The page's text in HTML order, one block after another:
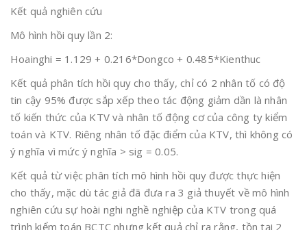
Kết quả nghiên cứu
Mô hình hồi quy lần 2:
Hoainghi = 1.129 + 0.216*Dongco + 0.485*Kienthuc
Kết quả phân tích hồi quy cho thấy, chỉ có 2 nhân tố có độ
tin cậy 95% được sắp xếp theo tác động giảm dần là nhân
tố kiến thức của KTV và nhân tố động cơ của công ty kiểm
toán và KTV. Riêng nhân tố đặc điểm của KTV, thì không có
ý nghĩa vì mức ý nghĩa > sig = 0.05.
Kết quả từ việc phân tích mô hình hồi quy được thực hiện
cho thấy, mặc dù tác giả đã đưa ra 3 giả thuyết về mô hình
nghiên cứu sự hoài nghi nghề nghiệp của KTV trong quá
trình kiểm toán BCTC nhưng kết quả chỉ ra rằng, tồn tại 2